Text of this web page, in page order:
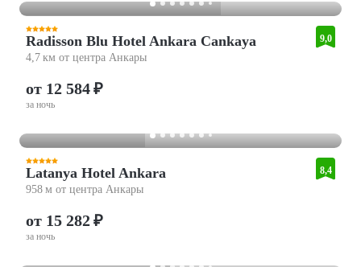
Radisson Blu Hotel Ankara Cankaya
4,7 км от центра Анкары
9,0
от 12 584 ₽
за ночь
Latanya Hotel Ankara
958 м от центра Анкары
8,4
от 15 282 ₽
за ночь